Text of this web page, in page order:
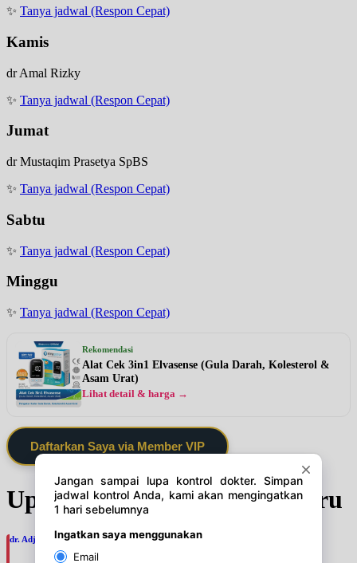
✨ Tanya jadwal (Respon Cepat)
Kamis
dr Amal Rizky
✨ Tanya jadwal (Respon Cepat)
Jumat
dr Mustaqim Prasetya SpBS
✨ Tanya jadwal (Respon Cepat)
Sabtu
✨ Tanya jadwal (Respon Cepat)
Minggu
✨ Tanya jadwal (Respon Cepat)
Rekomendasi
Alat Cek 3in1 Elvasense (Gula Darah, Kolesterol &
Asam Urat)
Lihat detail & harga →
Daftarkan Saya via Member VIP
Update Jadwal Dokter terbaru
dr. Adji Suprajitno, SpPD